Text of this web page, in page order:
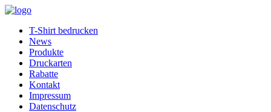
T-Shirt bedrucken
News
Produkte
Druckarten
Rabatte
Kontakt
Impressum
Datenschutz